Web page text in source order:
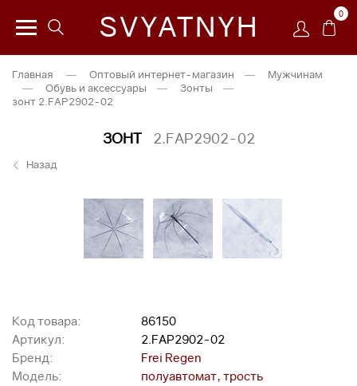
SVYATNYH 0
Главная — Оптовый интернет-магазин —
Мужчинам
—
Обувь и аксессуары — Зонты
—
зонт 2.FAP2902-02
ЗОНТ 2.FAP2902-02
Назад
Код товара:
86150
Артикул:
2.FAP2902-02
Бренд:
Frei Regen
Модель:
полуавтомат, трость